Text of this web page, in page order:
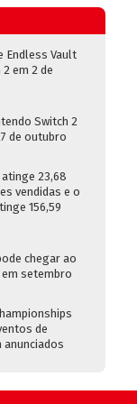
Endless Vault
em 2 de
Switch 2
de outubro
23,68
vendidas e o
156,59
chegar ao
setembro
de